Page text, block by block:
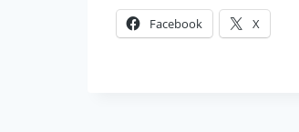
Facebook X